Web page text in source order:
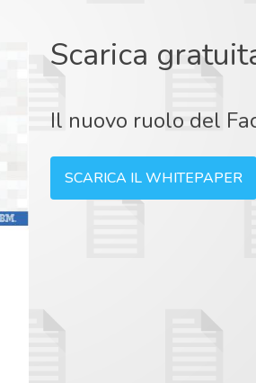
Scarica
Il nuovo ruolo del
SCARICA IL WHITEPAPER